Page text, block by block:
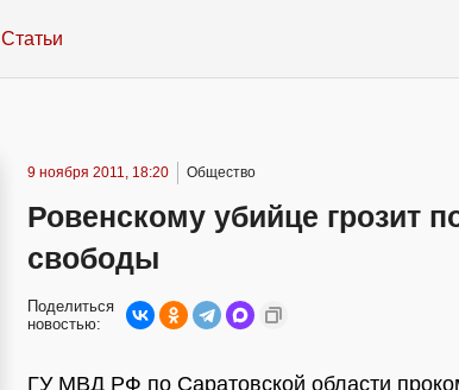
Статьи
9 ноября 2011, 18:20 Общество
Ровенскому убийце грозит
свободы
Поделиться
новостью:
ГУ МВД РФ по Саратовской области